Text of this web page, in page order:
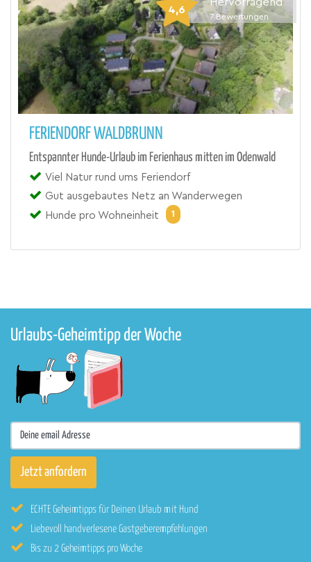
4,6
7 Bewertungen
FERIENDORF WALDBRUNN
Entspannter Hunde-Urlaub im Ferienhaus mitten im Odenwald
Viel Natur rund ums Feriendorf
Gut ausgebautes Netz an Wanderwegen
Hunde pro Wohneinheit
1
Urlaubs-Geheimtipp der Woche
ECHTE Geheimtipps für Deinen Urlaub mit Hund
Liebevoll handverlesene Gastgeberempfehlungen
Bis zu 2 Geheimtipps pro Woche